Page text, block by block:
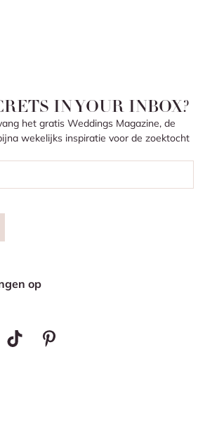
IN YOUR INBOX?
het gratis Weddings Magazine, de
wekelijks inspiratie voor de zoektocht
op